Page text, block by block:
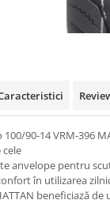
cauciucuri-
cauciucuri-
90-14 VRM-396
anvelope pentru
în utilizarea
beneficiază